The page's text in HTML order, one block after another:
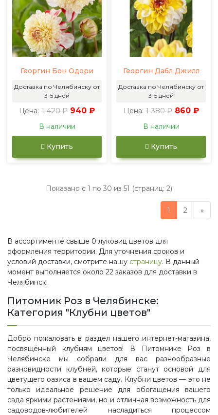
Георгин Бон Одори
Доставка по Челябинску от
3-5 дней
Цена: 1 420 ₽ 940 ₽
В наличии
Купить
Георгин Дабл Джилл
Доставка по Челябинску от
3-5 дней
Цена: 1 380 ₽ 860 ₽
В наличии
Купить
Показано с 1 по 30 из 51 (страниц: 2)
1 2 »
В ассортименте свыше 0 луковиц цветов для
оформления территории. Для уточнения сроков и
условий доставки, смотрите нашу страницу. В данный
момент выполняется около 22 заказов для доставки в
Челябинск.
Питомник Роз в Челябинске:
Категория "Клубни цветов"
Добро пожаловать в раздел нашего интернет-магазина,
посвящённый клубням цветов! В Питомнике Роз в
Челябинске мы собрали для вас разнообразные
разновидности клубней, которые станут основой для
цветущего оазиса в вашем саду. Клубни цветов — это не
только идеальное решение для обогащения вашего
сада яркими растениями, но и отличная возможность для
садоводов-любителей насладиться процессом